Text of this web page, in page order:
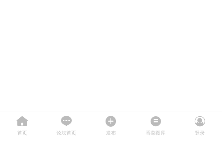
首页 论坛首页 发布 香菜图库 登录